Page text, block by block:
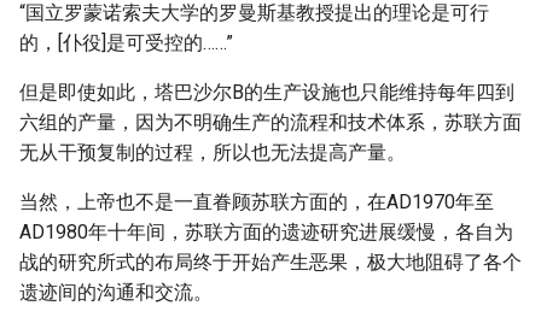
“国立罗蒙诺索夫大学的罗曼斯基教授提出的理论是可行
的，[仆役]是可受控的……”
但是即使如此，塔巴沙尔B的生产设施也只能维持每年四到
六组的产量，因为不明确生产的流程和技术体系，苏联方面
无从干预复制的过程，所以也无法提高产量。
当然，上帝也不是一直眷顾苏联方面的，在AD1970年至
AD1980年十年间，苏联方面的遗迹研究进展缓慢，各自为
战的研究所式的布局终于开始产生恶果，极大地阻碍了各个
遗迹间的沟通和交流。